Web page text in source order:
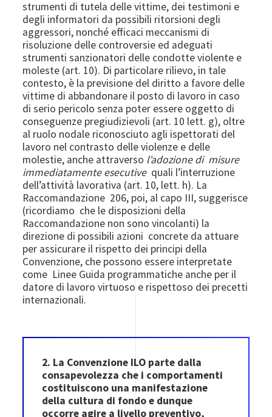
strumenti di tutela delle vittime, dei testimoni e
degli informatori da possibili ritorsioni degli
aggressori, nonché efficaci meccanismi di
risoluzione delle controversie ed adeguati
strumenti sanzionatori delle condotte violente e
moleste (art. 10). Di particolare rilievo, in tale
contesto, è la previsione del diritto a favore delle
vittime di abbandonare il posto di lavoro in caso
di serio pericolo senza poter essere oggetto di
conseguenze pregiudizievoli (art. 10 lett. g), oltre
al ruolo nodale riconosciuto agli ispettorati del
lavoro nel contrasto delle violenze e delle
molestie, anche attraverso l’adozione di misure
immediatamente esecutivequali l’interruzione
dell’attività lavorativa (art. 10, lett. h). La
Raccomandazione 206, poi, al capo III, suggerisce
(ricordiamo che le disposizioni della
Raccomandazione non sono vincolanti) la
direzione di possibili azioni concrete da attuare
per assicurare il rispetto dei principi della
Convenzione, che possono essere interpretate
come Linee Guida programmatiche anche per il
datore di lavoro virtuoso e rispettoso dei precetti
internazionali.
2. La Convenzione ILO parte dalla
consapevolezza che i comportamenti
costituiscono una manifestazione
della cultura di fondo e dunque
occorre agire a livello preventivo,